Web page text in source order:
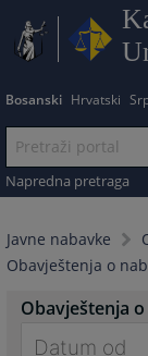
Bosanski Hrvatski
Napredna pretraga
Javne nabavke
Obavještenja o
Obavještenja